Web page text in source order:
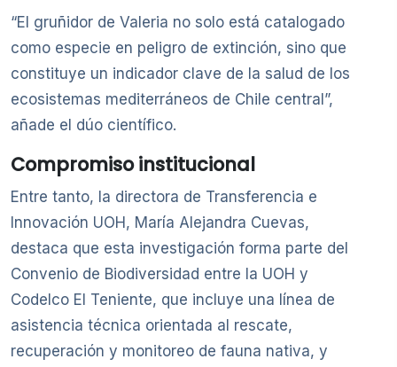
“El gruñidor de Valeria no solo está catalogado
como especie en peligro de extinción, sino que
constituye un indicador clave de la salud de los
ecosistemas mediterráneos de Chile central”,
añade el dúo científico.
Compromiso institucional
Entre tanto, la directora de Transferencia e
Innovación UOH, María Alejandra Cuevas,
destaca que esta investigación forma parte del
Convenio de Biodiversidad entre la UOH y
Codelco El Teniente, que incluye una línea de
asistencia técnica orientada al rescate,
recuperación y monitoreo de fauna nativa, y